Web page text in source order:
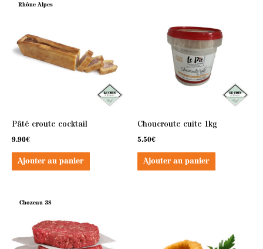
Rhône Alpes
Pâté croute cocktail
9.90€
Ajouter au panier
Choucroute cuite 1kg
5.50€
Ajouter au panier
Chozeau 38